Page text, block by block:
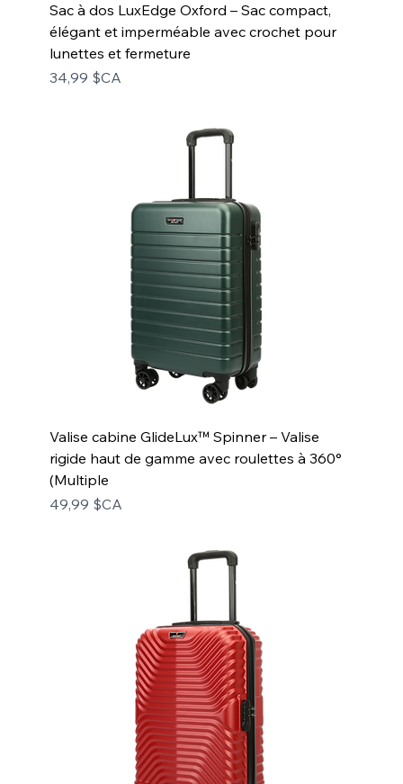
Sac à dos LuxEdge Oxford – Sac compact,
élégant et imperméable avec crochet pour
lunettes et fermeture
Prix
34,99 $CA
Valise cabine GlideLux™ Spinner – Valise
rigide haut de gamme avec roulettes à 360°
(Multiple
Prix
49,99 $CA